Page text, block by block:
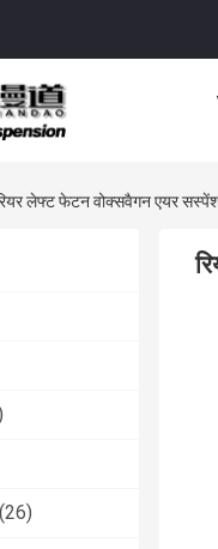
लेफ्ट फेटन वोक्सवैगन एयर
(26)